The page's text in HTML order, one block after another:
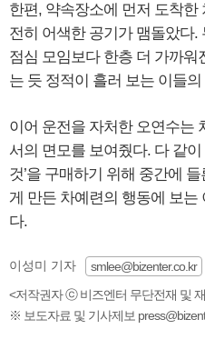
한편, 약속장소에 먼저 도착한
전히 어색한 공기가 맴돌았다
점심 모임보다 한층 더 가까워
는 듯 정적이 흘러 보는 이들
이어 운전을 자처한 오연수는
서의 면모를 보여줬다. 다 같
것’을 구매하기 위해 중간에
게 만든 차예련의 행동에 보는
다.
이성미 기자
smlee@bizenter.co.kr
<저작권자 ⓒ 비즈엔터 무단전재 및
※ 보도자료 및 기사제보